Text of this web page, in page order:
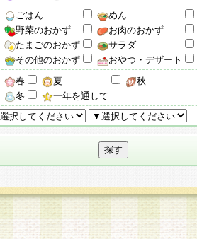
ごはん
めん
野菜のおかず
お肉のおかず
たまごのおかず
サラダ
その他のおかず
おやつ・デザート
春 夏
秋
冬
一年を通して